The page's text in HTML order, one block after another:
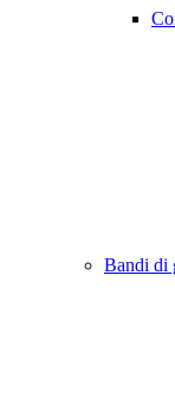
Bandi di